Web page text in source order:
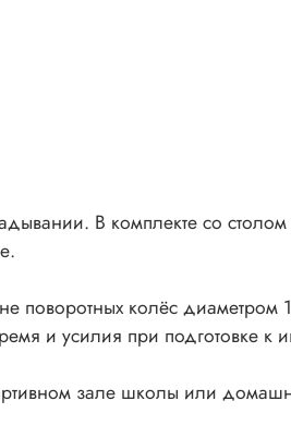
В комплекте со
поворотных колёс
и усилия при подготовке к
зале школы или